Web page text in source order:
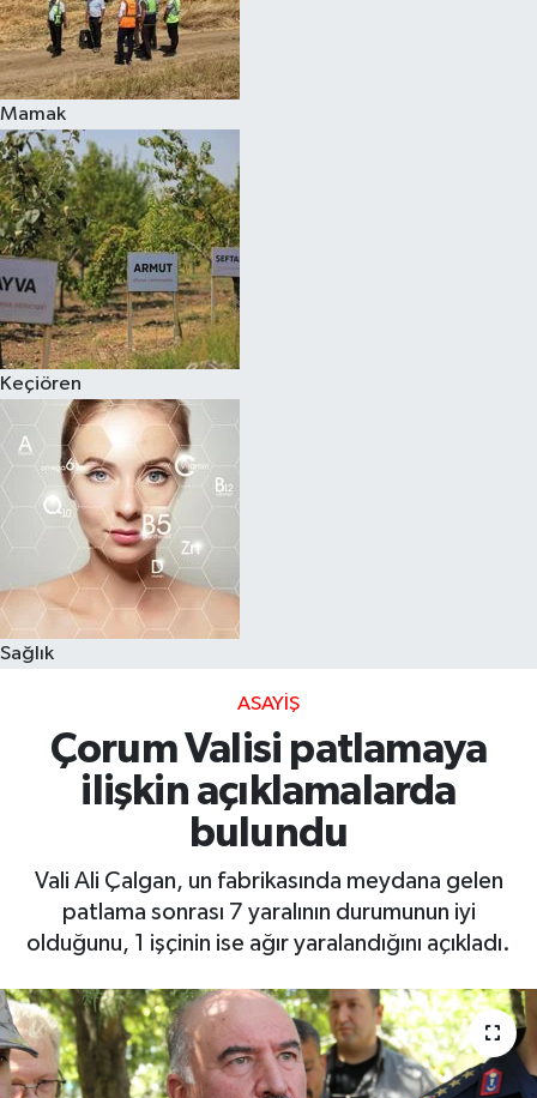
Mamak
Keçiören
Sağlık
ASAYIŞ
Çorum Valisi patlamaya
ilişkin açıklamalarda
bulundu
Vali Ali Çalgan, un fabrikasında meydana gelen
patlama sonrası 7 yaralının durumunun iyi
olduğunu, 1 işçinin ise ağır yaralandığını açıkladı.